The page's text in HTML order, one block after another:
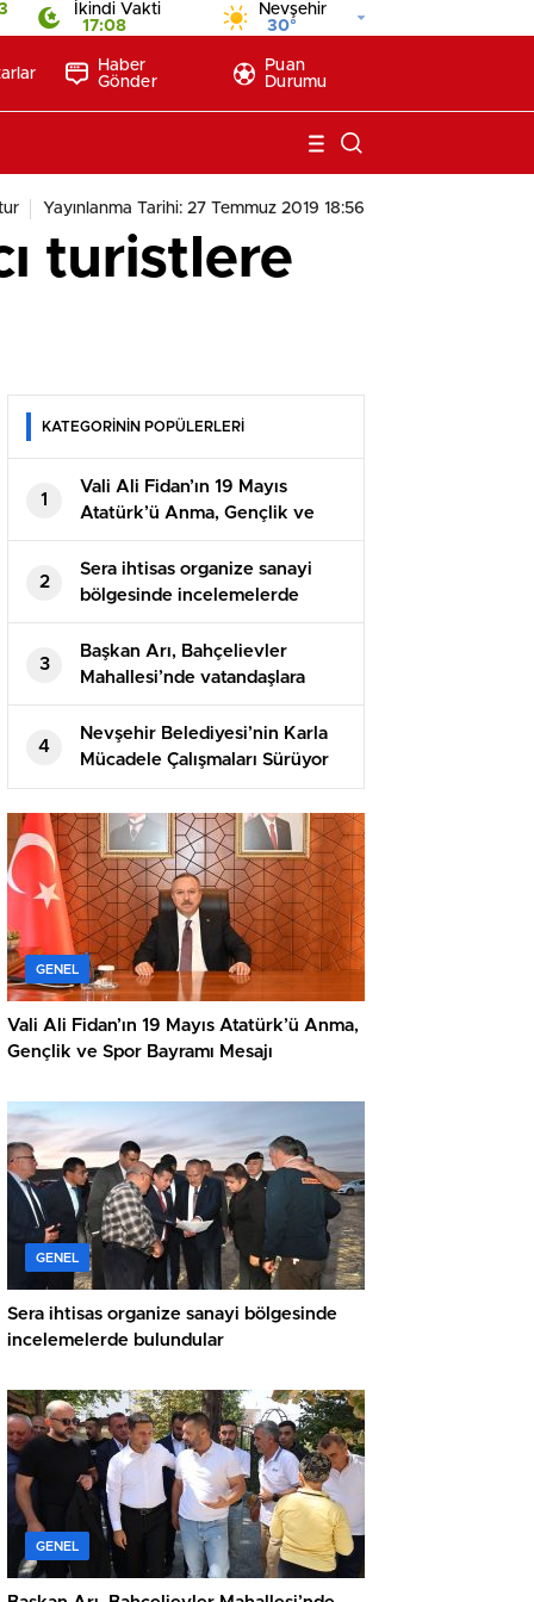
İkindi Vakti
17:08
Nevşehir
30°
Haber
Gönder
Puan
Durumu
Yayınlanma Tarihi: 27 Temmuz 2019 18:56
turistlere
KATEGORİNİN POPÜLERLERİ
1
Vali Ali Fidan’ın 19 Mayıs
Atatürk’ü Anma, Gençlik ve
Spor Bayramı Mesajı
2
Sera ihtisas organize sanayi
bölgesinde incelemelerde
bulundular
3
Başkan Arı, Bahçelievler
Mahallesi’nde vatandaşlara
üzüm ikram etti
4
Nevşehir Belediyesi’nin Karla
Mücadele Çalışmaları Sürüyor
GENEL
Vali Ali Fidan’ın 19 Mayıs Atatürk’ü Anma,
Gençlik ve Spor Bayramı Mesajı
GENEL
Sera ihtisas organize sanayi bölgesinde
incelemelerde bulundular
GENEL